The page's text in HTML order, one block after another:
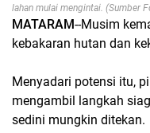
lahan mulai mengintai. (Sumber
MATARAM--Musim
kebakaran hutan dan
Menyadari potensi itu,
mengambil langkah
sedini mungkin ditekan.